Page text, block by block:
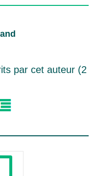
par cet auteur (2